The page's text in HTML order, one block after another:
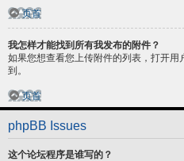
页首
我怎样才能找到所有我发布的附件？
如果您想查看您上传附件的列表，打开
到。
页首
phpBB Issues
这个论坛程序是谁写的？